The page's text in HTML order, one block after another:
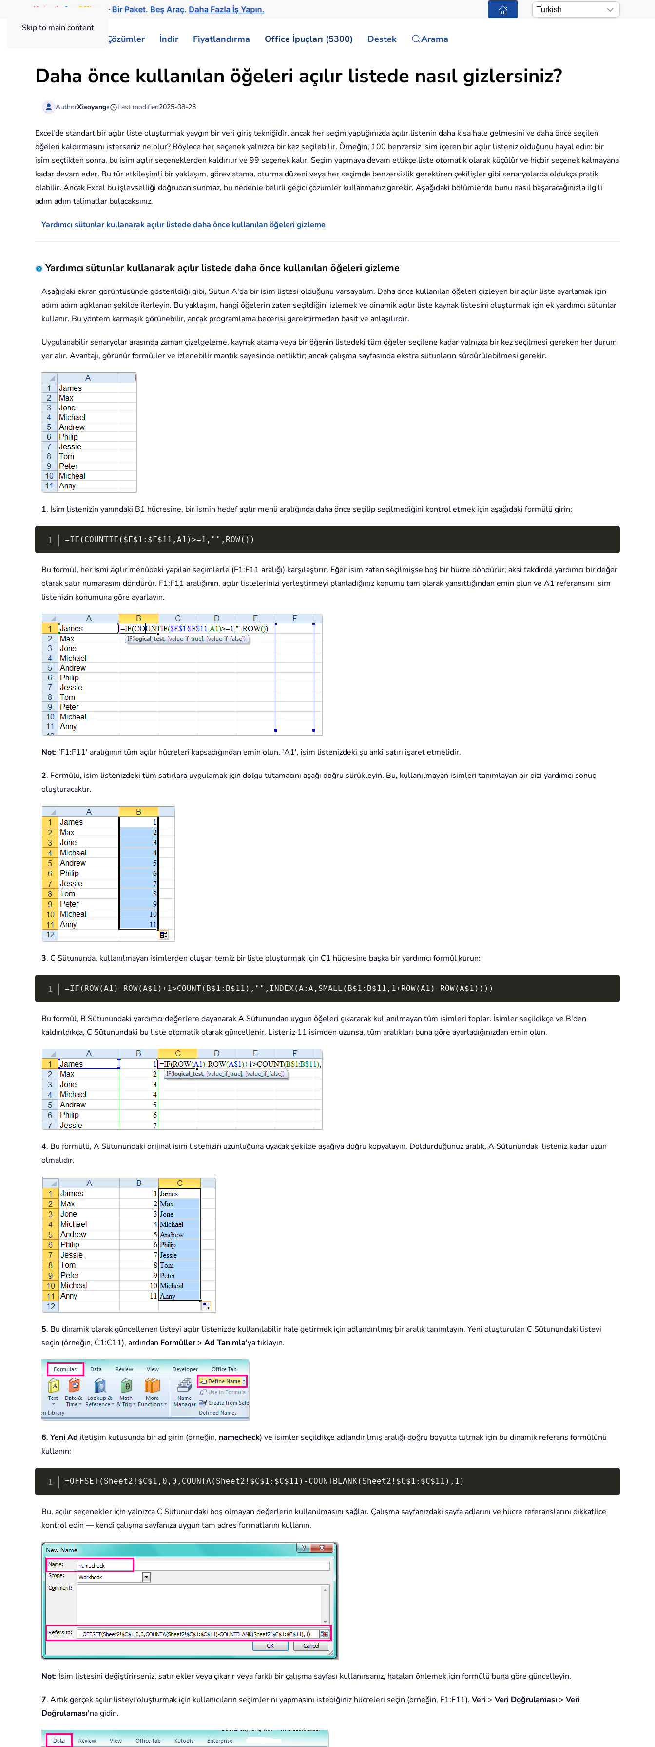
Skip to main content
Kutools for Office — Bir Paket. Beş Araç.Daha Fazla İş Yapın.
Çözümler İndir Fiyatlandırma Office İpuçları (5300) Destek Arama
Daha önce kullanılan öğeleri açılır listede nasıl gizlersiniz?
AuthorXiaoyang• Last modified2025-08-26
Excel'de standart bir açılır liste oluşturmak yaygın bir veri giriş tekniğidir, ancak her seçim yaptığınızda açılır listenin daha kısa hale gelmesini ve daha önce seçilen
öğeleri kaldırmasını isterseniz ne olur? Böylece her seçenek yalnızca bir kez seçilebilir. Örneğin, 100 benzersiz isim içeren bir açılır listeniz olduğunu hayal edin: bir
isim seçtikten sonra, bu isim açılır seçeneklerden kaldırılır ve 99 seçenek kalır. Seçim yapmaya devam ettikçe liste otomatik olarak küçülür ve hiçbir seçenek kalmayana
kadar devam eder. Bu tür etkileşimli bir yaklaşım, görev atama, oturma düzeni veya her seçimde benzersizlik gerektiren çekilişler gibi senaryolarda oldukça pratik
olabilir. Ancak Excel bu işlevselliği doğrudan sunmaz, bu nedenle belirli geçici çözümler kullanmanız gerekir. Aşağıdaki bölümlerde bunu nasıl başaracağınızla ilgili
adım adım talimatlar bulacaksınız.
Yardımcı sütunlar kullanarak açılır listede daha önce kullanılan öğeleri gizleme
Yardımcı sütunlar kullanarak açılır listede daha önce kullanılan öğeleri gizleme
Aşağıdaki ekran görüntüsünde gösterildiği gibi, Sütun A'da bir isim listesi olduğunu varsayalım. Daha önce kullanılan öğeleri gizleyen bir açılır liste ayarlamak için
adım adım açıklanan şekilde ilerleyin. Bu yaklaşım, hangi öğelerin zaten seçildiğini izlemek ve dinamik açılır liste kaynak listesini oluşturmak için ek yardımcı sütunlar
kullanır. Bu yöntem karmaşık görünebilir, ancak programlama becerisi gerektirmeden basit ve anlaşılırdır.
Uygulanabilir senaryolar arasında zaman çizelgeleme, kaynak atama veya bir öğenin listedeki tüm öğeler seçilene kadar yalnızca bir kez seçilmesi gereken her durum
yer alır. Avantajı, görünür formüller ve izlenebilir mantık sayesinde netliktir; ancak çalışma sayfasında ekstra sütunların sürdürülebilmesi gerekir.
1. İsim listenizin yanındaki B1 hücresine, bir ismin hedef açılır menü aralığında daha önce seçilip seçilmediğini kontrol etmek için aşağıdaki formülü girin:
=IF(COUNTIF($F$1:$F$11,A1)>=1,"",ROW())
Bu formül, her ismi açılır menüdeki yapılan seçimlerle (F1:F11 aralığı) karşılaştırır. Eğer isim zaten seçilmişse boş bir hücre döndürür; aksi takdirde yardımcı bir değer
olarak satır numarasını döndürür. F1:F11 aralığının, açılır listelerinizi yerleştirmeyi planladığınız konumu tam olarak yansıttığından emin olun ve A1 referansını isim
listenizin konumuna göre ayarlayın.
Not: 'F1:F11' aralığının tüm açılır hücreleri kapsadığından emin olun. 'A1', isim listenizdeki şu anki satırı işaret etmelidir.
2. Formülü, isim listenizdeki tüm satırlara uygulamak için dolgu tutamacını aşağı doğru sürükleyin. Bu, kullanılmayan isimleri tanımlayan bir dizi yardımcı sonuç
oluşturacaktır.
3. C Sütununda, kullanılmayan isimlerden oluşan temiz bir liste oluşturmak için C1 hücresine başka bir yardımcı formül kurun:
=IF(ROW(A1)-ROW(A$1)+1>COUNT(B$1:B$11),"",INDEX(A:A,SMALL(B$1:B$11,1+ROW(A1)-ROW(A$1))))
Bu formül, B Sütunundaki yardımcı değerlere dayanarak A Sütunundan uygun öğeleri çıkararak kullanılmayan tüm isimleri toplar. İsimler seçildikçe ve B'den
kaldırıldıkça, C Sütunundaki bu liste otomatik olarak güncellenir. Listeniz 11 isimden uzunsa, tüm aralıkları buna göre ayarladığınızdan emin olun.
4. Bu formülü, A Sütunundaki orijinal isim listenizin uzunluğuna uyacak şekilde aşağıya doğru kopyalayın. Doldurduğunuz aralık, A Sütunundaki listeniz kadar uzun
olmalıdır.
5. Bu dinamik olarak güncellenen listeyi açılır listenizde kullanılabilir hale getirmek için adlandırılmış bir aralık tanımlayın. Yeni oluşturulan C Sütunundaki listeyi
seçin (örneğin, C1:C11), ardından Formüller> Ad Tanımla'ya tıklayın.
6. Yeni Ad iletişim kutusunda bir ad girin (örneğin, namecheck) ve isimler seçildikçe adlandırılmış aralığı doğru boyutta tutmak için bu dinamik referans formülünü
kullanın:
=OFFSET(Sheet2!$C$1,0,0,COUNTA(Sheet2!$C$1:$C$11)-COUNTBLANK(Sheet2!$C$1:$C$11),1)
Bu, açılır seçenekler için yalnızca C Sütunundaki boş olmayan değerlerin kullanılmasını sağlar. Çalışma sayfanızdaki sayfa adlarını ve hücre referanslarını dikkatlice
kontrol edin — kendi çalışma sayfanıza uygun tam adres formatlarını kullanın.
Not: İsim listesini değiştirirseniz, satır ekler veya çıkarır veya farklı bir çalışma sayfası kullanırsanız, hataları önlemek için formülü buna göre güncelleyin.
7. Artık gerçek açılır listeyi oluşturmak için kullanıcıların seçimlerini yapmasını istediğiniz hücreleri seçin (örneğin, F1:F11). Veri > Veri Doğrulaması > Veri
Doğrulaması'na gidin.